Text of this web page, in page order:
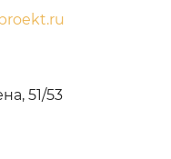
51/53